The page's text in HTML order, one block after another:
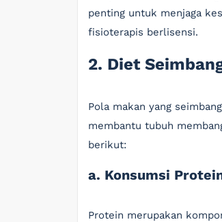
penting untuk menjaga
fisioterapis berlisensi.
2. Diet
Pola makan yang
membantu tubuh
berikut:
a. Konsumsi
Protein merupakan